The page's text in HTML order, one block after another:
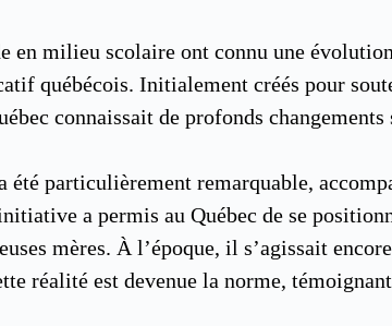
en milieu scolaire ont connu une
québécois. Initialement créés pour
connaissait de profonds
été particulièrement remarquable,
a permis au Québec de se
mères. À l’époque, il s’agissait
réalité est devenue la norme,